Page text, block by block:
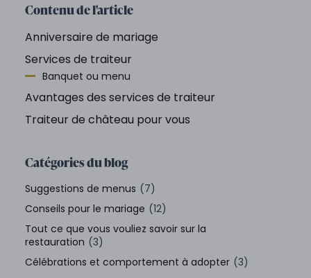
Contenu de l'article
Anniversaire de mariage
Services de traiteur
Banquet ou menu
Avantages des services de traiteur
Traiteur de château pour vous
Catégories du blog
Suggestions de menus (7)
Conseils pour le mariage (12)
Tout ce que vous vouliez savoir sur la
restauration (3)
Célébrations et comportement à adopter (3)